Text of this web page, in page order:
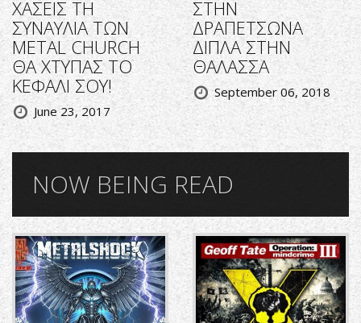
ΧΑΣΕΙΣ ΤΗ
ΣΥΝΑΥΛΙΑ ΤΩΝ
METAL CHURCH
ΘΑ ΧΤΥΠΑΣ ΤΟ
ΚΕΦΑΛΙ ΣΟΥ!
June 23, 2017
ΣΤΗΝ
ΔΡΑΠΕΤΣΩΝΑ
ΔΙΠΛΑ ΣΤΗΝ
ΘΑΛΑΣΣΑ
September 06, 2018
NOW BEING READ